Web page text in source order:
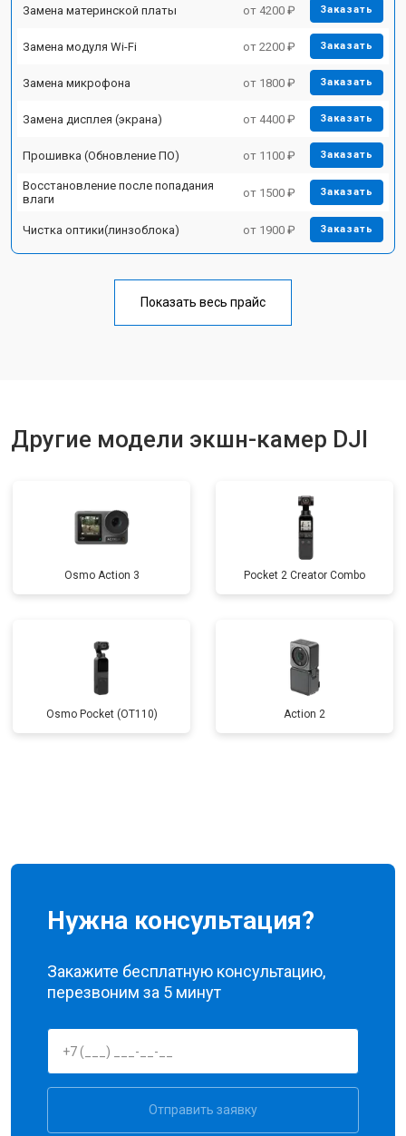
Замена материнской платы от 4200 ₽ Заказать
Замена модуля Wi-Fi от 2200 ₽ Заказать
Замена микрофона от 1800 ₽ Заказать
Замена дисплея (экрана) от 4400 ₽ Заказать
Прошивка (Обновление ПО) от 1100 ₽ Заказать
Восстановление после попадания
влаги
от 1500 ₽ Заказать
Чистка оптики(линзоблока) от 1900 ₽ Заказать
Показать весь прайс
Другие модели экшн-камер DJI
Osmo Action 3 Pocket 2 Creator Combo
Osmo Pocket (OT110) Action 2
Нужна консультация?
Закажите бесплатную консультацию,
перезвоним за 5 минут
Отправить заявку